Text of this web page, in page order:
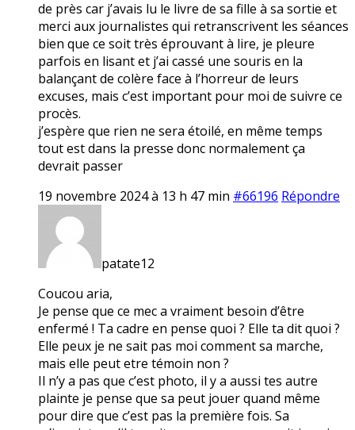
de près car j’avais lu le livre de sa fille à sa sortie et
merci aux journalistes qui retranscrivent les séances
bien que ce soit très éprouvant à lire, je pleure
parfois en lisant et j’ai cassé une souris en la
balançant de colère face à l’horreur de leurs
excuses, mais c’est important pour moi de suivre ce
procès.
j’espère que rien ne sera étoilé, en même temps
tout est dans la presse donc normalement ça
devrait passer
19 novembre 2024 à 13 h 47 min #66196 Répondre
patate12
Coucou aria,
Je pense que ce mec a vraiment besoin d’être
enfermé ! Ta cadre en pense quoi ? Elle ta dit quoi ?
Elle peux je ne sait pas moi comment sa marche,
mais elle peut etre témoin non ?
Il n’y a pas que c’est photo, il y a aussi tes autre
plainte je pense que sa peut jouer quand même
pour dire que c’est pas la première fois. Sa